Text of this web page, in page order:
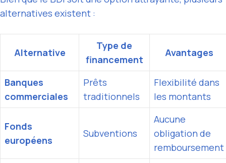
alternatives existent :
Alternative
Type de
financement
Avantages
Banques
commerciales
Prêts
traditionnels
Flexibilité dans
les montants
Fonds
européens
Subventions
Aucune
obligation de
remboursement